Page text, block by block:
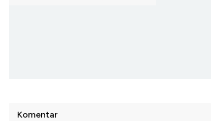
Komentar